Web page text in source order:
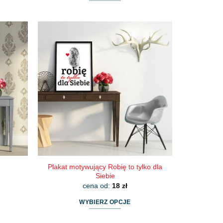
wiele
wariantów.
można
wybrać
stronie
produktu
Plakat motywujący Robię to tylko dla
Siebie
cena od: 18 zł
WYBIERZ OPCJE